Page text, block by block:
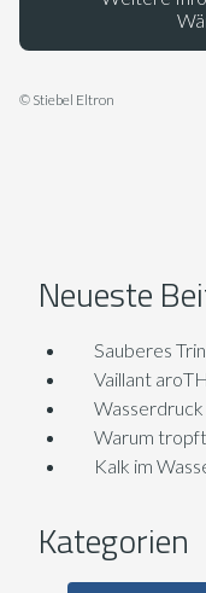
© Stiebel Eltron
Neueste
Sauberes
Vaillant
Warum
Kalk im
Kategorien